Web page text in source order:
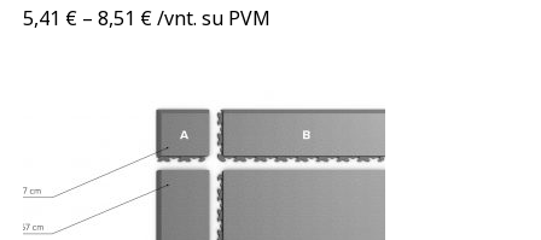
5,41 € – 8,51 €/vnt. su PVM